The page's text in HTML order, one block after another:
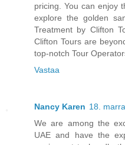
pricing. You can enjoy
explore the golden
Treatment by Clifton
Clifton Tours are
top-notch Tour
Vastaa
Nancy Karen 18.
We are among the
UAE and have the